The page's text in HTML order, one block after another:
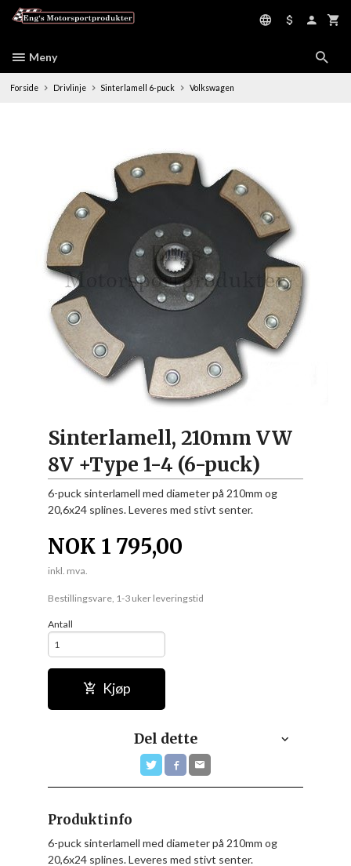
Meny
Forside Drivlinje Sinterlamell 6-puck Volkswagen
Sinterlamell, 210mm VW
8V +Type 1-4 (6-puck)
6-puck sinterlamell med diameter på 210mm og
20,6x24 splines. Leveres med stivt senter.
NOK 1 795,00
inkl. mva.
Bestillingsvare, 1-3 uker leveringstid
Antall
Kjøp
Del dette
Produktinfo
6-puck sinterlamell med diameter på 210mm og
20,6x24 splines. Leveres med stivt senter.